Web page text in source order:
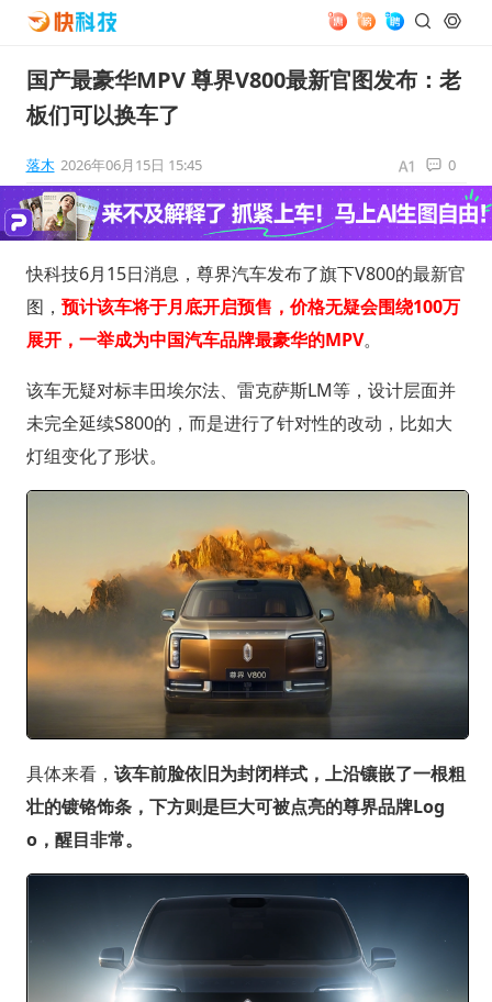
国产最豪华MPV 尊界V800最新官图发布：老
板们可以换车了
落木 2026年06月15日 15:45 0
快科技6月15日消息，尊界汽车发布了旗下V800的最新官
图， 预计该车将于月底开启预售，价格无疑会围绕100万
展开， 一举成为中国汽车品牌最豪华的MPV。
该车无疑对标丰田埃尔法、雷克萨斯LM等，设计层面并
未完全延续S800的，而是进行了针对性的改动，比如大
灯组变化了形状。
具体来看， 该车前脸依旧为封闭样式，上沿镶嵌了一根粗
壮的镀铬饰条，下方则是巨大可被点亮的尊界品牌Log
o，醒目非常。